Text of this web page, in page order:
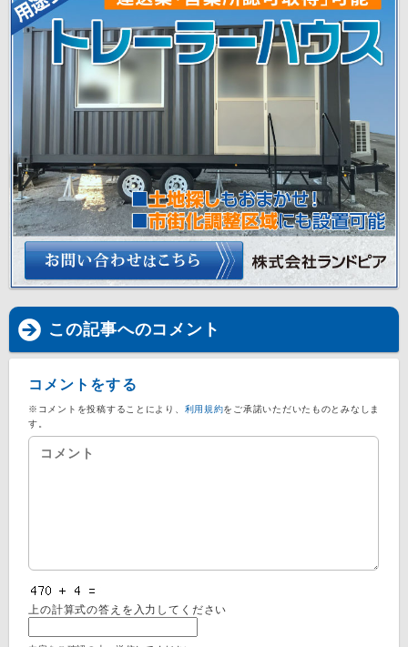
この記事へのコメント
コメントをする
※コメントを投稿することにより、 利用規約をご承諾いただいたものとみなしま
す。
上の計算式の答えを入力してください